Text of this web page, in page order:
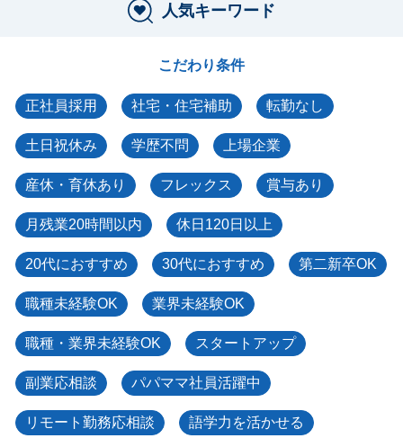
人気キーワード
こだわり条件
正社員採用 社宅・住宅補助 転勤なし
土日祝休み 学歴不問 上場企業
産休・育休あり フレックス 賞与あり
月残業20時間以内 休日120日以上
20代におすすめ 30代におすすめ 第二新卒OK
職種未経験OK 業界未経験OK
職種・業界未経験OK スタートアップ
副業応相談 パパママ社員活躍中
リモート勤務応相談 語学力を活かせる